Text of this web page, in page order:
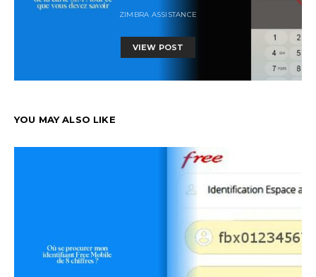
ZIMBRA ASSISTANCE
VIEW POST
YOU MAY ALSO LIKE